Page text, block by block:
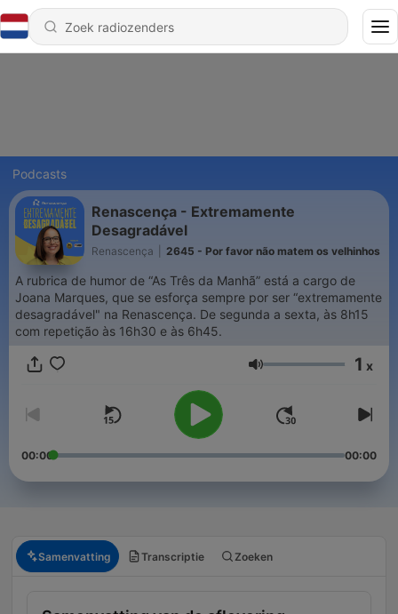
Podcasts
Renascença - Extremamente
Desagradável
Renascença 2645 - Por favor não matem os velhinhos
A rubrica de humor de “As Três da Manhã” está a cargo de
Joana Marques, que se esforça sempre por ser “extremamente
desagradável" na Renascença. De segunda a sexta, às 8h15
com repetição às 16h30 e às 6h45.
Volume 1 x
00:00 00:00
Samenvatting Transcriptie Zoeken